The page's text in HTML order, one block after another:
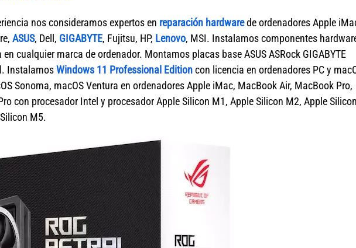
nos consideramos expertos en reparación hardwarede ordenadores Apple
ASUS, Dell, GIGABYTE, Fujitsu, HP, Lenovo, MSI. Instalamos componentes
cualquier marca de ordenador. Montamos placas base ASUS ASRock GIGABYTE
InstalamosWindows 11 Professional Editioncon licencia en ordenadores PC y
Sonoma, macOS Ventura en ordenadores Apple iMac, MacBook Air, MacBook Pro,
con procesador Intel y procesador Apple Silicon M1, Apple Silicon M2, Apple
M5.